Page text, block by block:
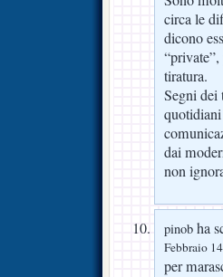
circa le
dicono
tiratura.
Segni dei
dai
non
pinob ha
Febbraio
per